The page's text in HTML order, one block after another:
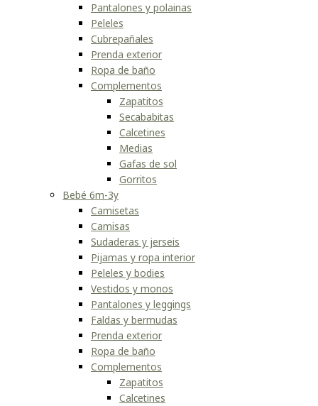
Pantalones y polainas
Peleles
Cubrepañales
Prenda exterior
Ropa de baño
Complementos
Zapatitos
Secababitas
Calcetines
Medias
Gafas de sol
Gorritos
Bebé 6m-3y
Camisetas
Camisas
Sudaderas y jerseis
Pijamas y ropa interior
Peleles y bodies
Vestidos y monos
Pantalones y leggings
Faldas y bermudas
Prenda exterior
Ropa de baño
Complementos
Zapatitos
Calcetines